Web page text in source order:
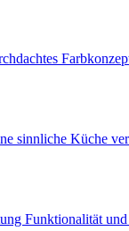
sinnliche Küche
Funktionalität